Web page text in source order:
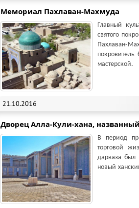
Мемориал Пахлаван-Махмуда
21.10.2016
Главный
святого
Пахлаван-
мастерской.
Дворец Алла-Кули-хана,
В период
торговой
дарваза был
новый